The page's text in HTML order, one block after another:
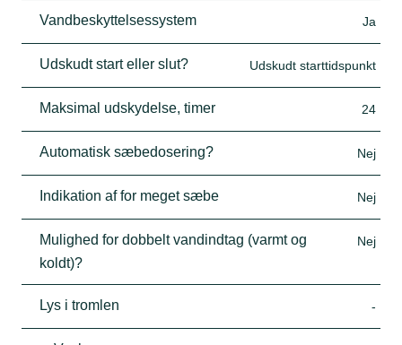
Vandbeskyttelsessystem Ja
Udskudt start eller slut? Udskudt starttidspunkt
Maksimal udskydelse, timer 24
Automatisk sæbedosering? Nej
Indikation af for meget sæbe Nej
Mulighed for dobbelt vandindtag (varmt og
koldt)?
Nej
Lys i tromlen -